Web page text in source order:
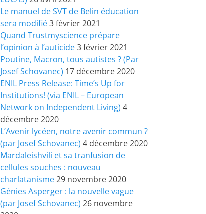
Le manuel de SVT de Belin éducation
sera modifié3 février 2021
Quand Trustmyscience prépare
l’opinion à l’auticide3 février 2021
Poutine, Macron, tous autistes ? (Par
Josef Schovanec) 17 décembre 2020
ENIL Press Release: Time’s Up for
Institutions! (via ENIL – European
Network on Independent Living) 4
décembre 2020
L’Avenir lycéen, notre avenir commun ?
(par Josef Schovanec) 4 décembre 2020
Mardaleishvili et sa tranfusion de
cellules souches : nouveau
charlatanisme29 novembre 2020
Génies Asperger : la nouvelle vague
(par Josef Schovanec) 26 novembre